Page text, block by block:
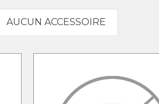
AUCUN ACCESSOIRE